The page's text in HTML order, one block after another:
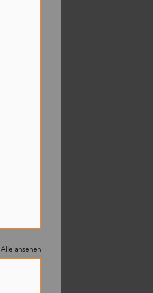
Alle ansehen